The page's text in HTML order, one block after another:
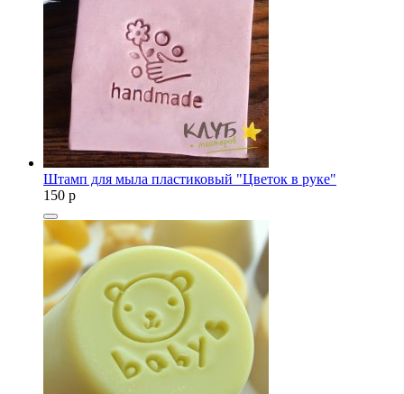
Штамп для мыла пластиковый "Цветок в руке"
150 p